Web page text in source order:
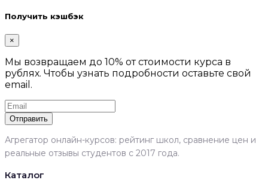
Получить кэшбэк
×
Мы возвращаем до 10% от стоимости курса в
рублях. Чтобы узнать подробности оставьте свой
email.
Отправить
Агрегатор онлайн-курсов: рейтинг школ, сравнение цен и
реальные отзывы студентов с 2017 года.
Каталог